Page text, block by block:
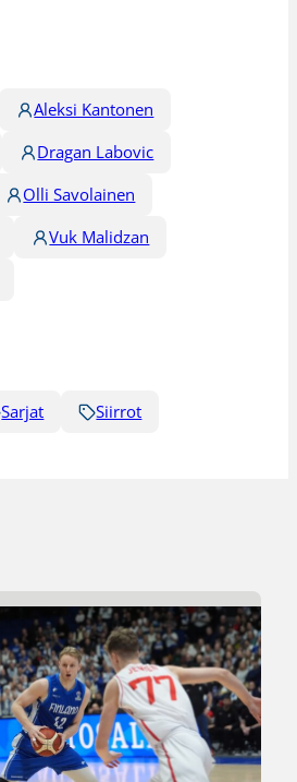
Aleksi Kantonen
Dragan Labovic
Olli Savolainen
Vuk Malidzan
Sarjat Siirrot